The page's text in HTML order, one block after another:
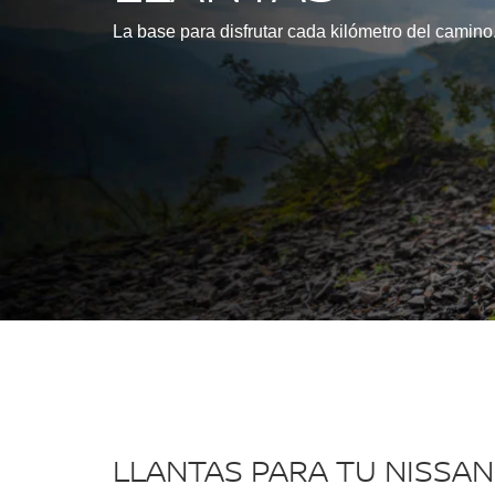
La base para disfrutar cada kilómetro del
LLANTAS PARA TU NISSAN